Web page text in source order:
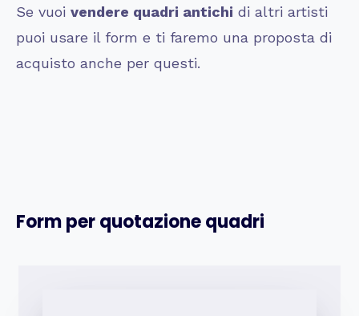
Se vuoi vendere quadri antichi di altri artisti
puoi usare il form e ti faremo una proposta di
acquisto anche per questi.
Form per quotazione quadri